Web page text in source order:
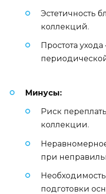
Эстетичность
коллекций.
Простота
Минусы:
Риск
коллекции.
при
подготовки